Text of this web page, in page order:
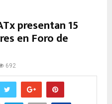
presentan 15
en Foro de
692